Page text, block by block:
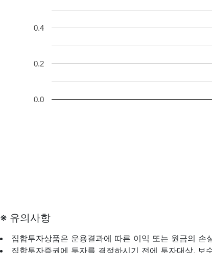
0.0
0.2
0.4
※ 유의사항
집합투자상품은 운용결과에 따른 이익 또는 원금의
집합투자증권에 투자를 결정하시기 전에 투자대상,